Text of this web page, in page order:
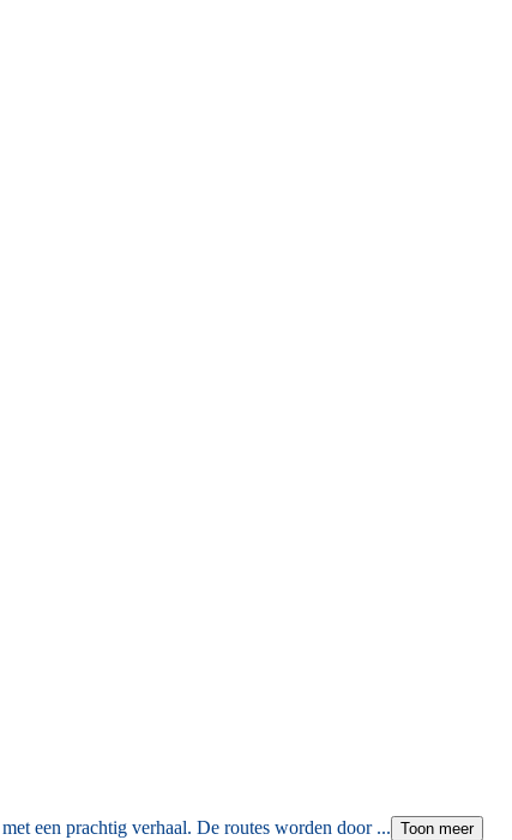
een prachtig verhaal. De routes worden door ... Toon meer